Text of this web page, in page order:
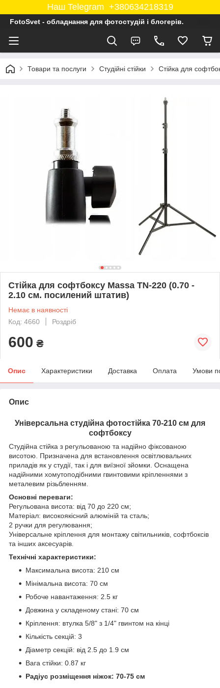
Наш Telegram +380634218319
FotoSvet - обладнання для фотостудій і блогерів.
Товари та послуги Студійні стійки Стійка для
Стійка для софтбоксу Massa TN-220 (0.70 -
2.10 см. посилений штатив)
Немає в наявності
Код: 4660
Роздріб
600 ₴
Опис Характеристики Доставка Оплата Умови
Опис
Універсальна студійна фотостійка 70-210 см для
софтбоксу
Студійна стійка з регульованою та надійно фіксованою
висотою. Призначена для встановлення освітлювальних
приладів як у студії, так і для виїзної зйомки. Оснащена
надійними хомутоподібними гвинтовими кріпленнями з
металевим різьбленням.
Основні переваги:
Регульована висота: від 70 до 220 см;
Матеріал: високоякісний алюміній та сталь;
2 ручки для регулювання;
Універсальне кріплення для монтажу світильників, софтбоксів
та інших аксесуарів.
Технічні характеристики:
Максимальна висота: 210 см
Мінімальна висота: 70 см
Робоче навантаження: 2.5 кг
Довжина у складеному стані: 70 см
Кріплення: втулка 5/8" з 1/4" гвинтом на кінці
Кількість секцій: 3
Діаметр секцій: від 2.5 до 1.9 см
Вага стійки: 0.87 кг
Радіус розміщення ніжок: 70-75 см